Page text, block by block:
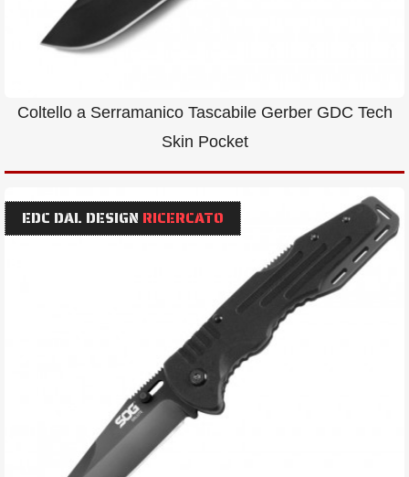
Coltello a Serramanico Tascabile Gerber GDC Tech
Skin Pocket
EDC DAL DESIGN RICERCATO